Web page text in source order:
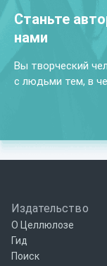
Станьте
нами
Вы творческий
с людьми тем, в
Издательство
О Целлюлозе
Гид
Поиск